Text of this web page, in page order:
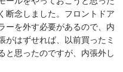
断念しました。フロントドア
ーを外す必要があるので、内
がはずせれば、以前買ったミ
と思ったのですが、内張外し